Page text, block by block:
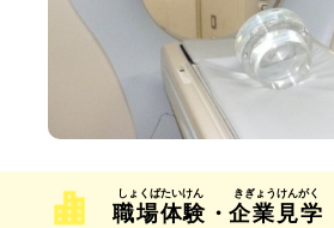
職場体験 ・企業見学